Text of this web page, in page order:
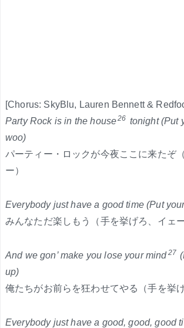
[Chorus: SkyBlu, Lauren Bennett &
Party Rock is in the house26 tonight (Put
woo)
パーティー・ロックが今夜ここに来たぞ
ー）
Everybody just have a good time (Put
みんなただ楽しもう（手を挙げろ、イェー
And we gon’ make you lose your mind27
up)
俺たちがお前らを狂わせてやる（手を挙げ
Everybody just have a good, good, good